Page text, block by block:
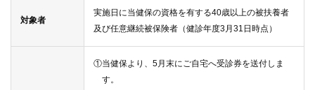
案内
対象者
実施日に当健保の資格を有する40歳以上の被扶養者
及び任意継続被保険者（健診年度3月31日時点）
①当健保より、5月末にご自宅へ受診券を送付しま
す。